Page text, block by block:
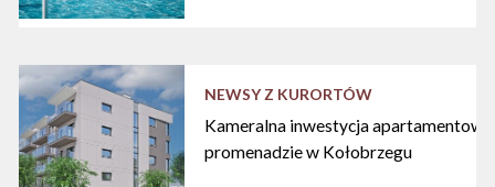
NEWSY Z KURORTÓW
Kameralna inwestycja
promenadzie w Kołobrzegu